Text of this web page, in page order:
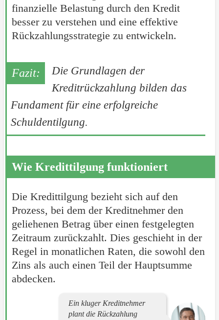
finanzielle Belastung durch den Kredit
besser zu verstehen und eine effektive
Rückzahlungsstrategie zu entwickeln.
Die Grundlagen der
Kreditrückzahlung bilden das
Fundament für eine erfolgreiche
Schuldentilgung.
Wie Kredittilgung funktioniert
Die Kredittilgung bezieht sich auf den
Prozess, bei dem der Kreditnehmer den
geliehenen Betrag über einen festgelegten
Zeitraum zurückzahlt. Dies geschieht in der
Regel in monatlichen Raten, die sowohl den
Zins als auch einen Teil der Hauptsumme
abdecken.
Ein kluger Kreditnehmer
plant die Rückzahlung